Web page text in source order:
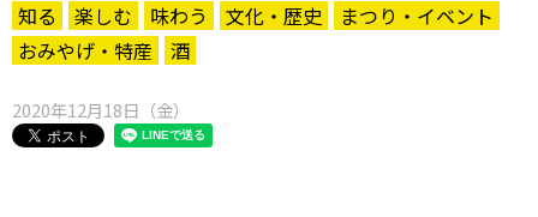
知る
楽しむ 味わう 文化・歴史
まつり・イベント
おみやげ・特産
酒
2020年12月18日（金）
知る一覧
世界遺産
文化・歴史
パワースポット
ミステリー